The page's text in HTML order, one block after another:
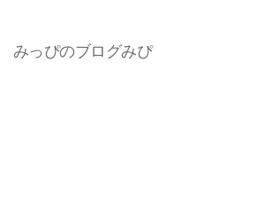
みっぴのブログみぴ